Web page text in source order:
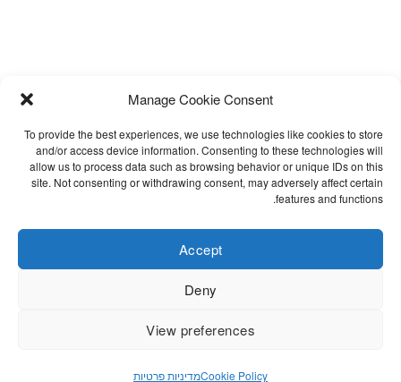
Manage Cookie Consent
To provide the best experiences, we use technologies like cookies to store
and/or access device information. Consenting to these technologies will
allow us to process data such as browsing behavior or unique IDs on this
site. Not consenting or withdrawing consent, may adversely affect certain
features and functions.
Accept
Deny
View preferences
Cookie Policyמדיניות פרטיות
שאלות נפוצות
Cookie Policy (EU)
אימייל לקבלת עדכונים
©STITCHES.DENIM.DESIGN / ALL RIGHTS RESERVED. DEVELOPED